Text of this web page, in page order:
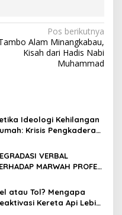
Pos berikutnya
Alam Minangkabau,
Kisah dari Hadis Nabi
Muhammad
Ideologi Kehilangan
Krisis Pengkaderan
Bayang-Bayang
yang
VERBAL
MARWAH PROFESI
OF INFLUENCE OLEH
ADVOKAT HOTMAN
atau Tol? Mengapa
Kereta Api Lebih